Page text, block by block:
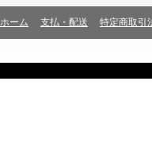
ホーム 支払・配送 特定商取引